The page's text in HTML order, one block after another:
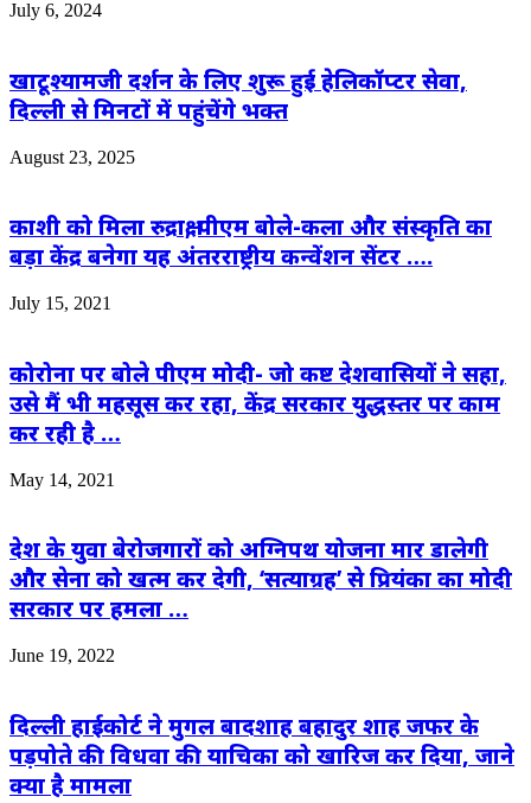
July 6, 2024
खाटूश्यामजी दर्शन के लिए शुरू हुई हेलिकॉप्टर सेवा,
दिल्ली से मिनटों में पहुंचेंगे भक्त
August 23, 2025
काशी को मिला रुद्राक्ष, पीएम बोले-कला और संस्कृति का
बड़ा केंद्र बनेगा यह अंतरराष्ट्रीय कन्वेंशन सेंटर ….
July 15, 2021
कोरोना पर बोले पीएम मोदी- जो कष्ट देशवासियों ने सहा,
उसे मैं भी महसूस कर रहा, केंद्र सरकार युद्धस्तर पर काम
कर रही है …
May 14, 2021
देश के युवा बेरोजगारों को अग्निपथ योजना मार डालेगी
और सेना को खत्म कर देगी, ‘सत्याग्रह’ से प्रियंका का मोदी
सरकार पर हमला …
June 19, 2022
दिल्ली हाईकोर्ट ने मुगल बादशाह बहादुर शाह जफर के
पड़पोते की विधवा की याचिका को खारिज कर दिया, जाने
क्या है मामला